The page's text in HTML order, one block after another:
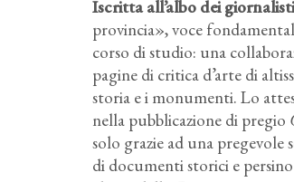
Iscritta all’albo dei
provincia», voce
corso di studio: una
pagine di critica d’arte di
storia e i monumenti. Lo
nella pubblicazione di pregio
solo grazie ad una
di documenti storici e